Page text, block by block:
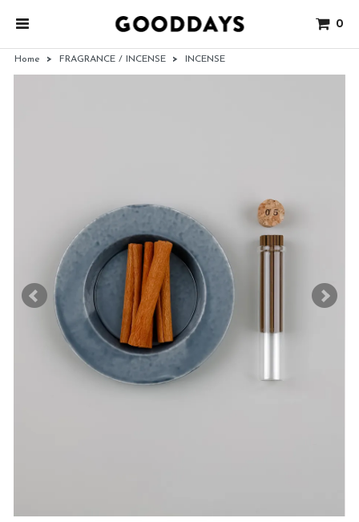
0
Home > FRAGRANCE / INCENSE > INCENSE